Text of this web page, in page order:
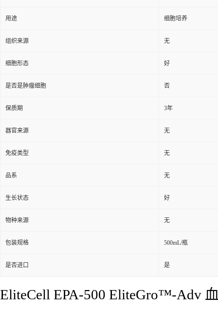
用途 细胞培养
组织来源 无
细胞形态 好
是否是肿瘤细胞 否
保质期 3年
器官来源 无
免疫类型 无
品系 无
生长状态 好
物种来源 无
包装规格 500mL/瓶
是否进口 是
EliteCell EPA-500 EliteGro™-Adv